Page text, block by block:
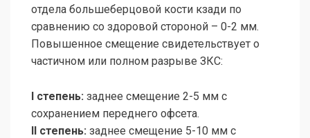
отдела большеберцовой кости кзади по
сравнению со здоровой стороной – 0-2 мм.
Повышенное смещение свидетельствует о
частичном или полном разрыве ЗКС:
I степень: заднее смещение 2-5 мм с
сохранением переднего офсета.
II степень: заднее смещение 5-10 мм с